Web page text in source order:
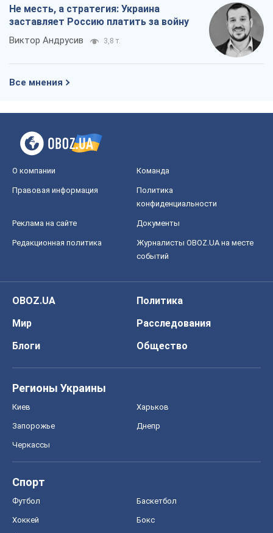
Не месть, а стратегия: Украина
заставляет Россию платить за войну
Виктор Андрусив 3,8 т.
Все мнения
О компании Команда
Правовая информация
Политика
конфиденциальности
Реклама на сайте Документы
Редакционная политика
Журналисты OBOZ.UA на месте
событий
OBOZ.UA
Политика
Мир
Расследования
Блоги
Общество
Регионы Украины
Киев Харьков
Запорожье Днепр
Черкассы
Спорт
Футбол Баскетбол
Хоккей Бокс